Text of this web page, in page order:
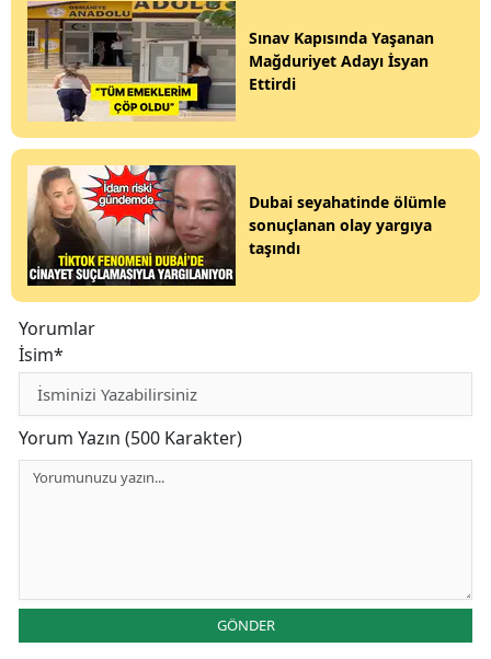
Sınav Kapısında Yaşanan
Mağduriyet Adayı İsyan
Ettirdi
Dubai seyahatinde ölümle
sonuçlanan olay yargıya
taşındı
Yorumlar
İsim*
Yorum Yazın (500 Karakter)
GÖNDER